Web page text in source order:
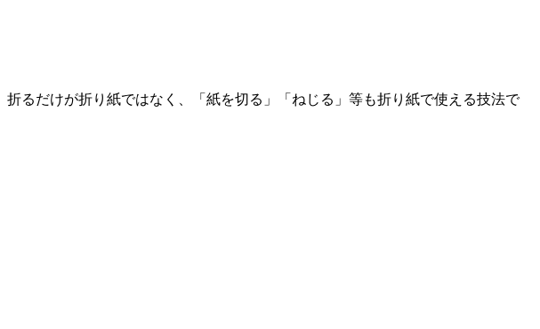
るだけが折り紙ではなく、「紙を切る」「ねじる」等も折り紙で使える技法で